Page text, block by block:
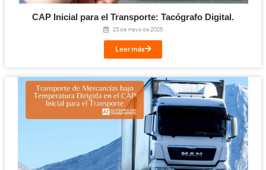
¡Compártelo!
Twitter
Email Imprimir
Te puede interesar...